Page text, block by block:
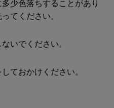
少色落ちすることがあり
てください。
いでください。
ておかけください。